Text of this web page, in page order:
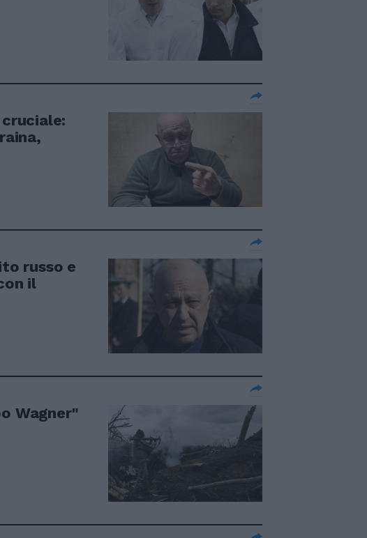
russo e
il
Wagner"